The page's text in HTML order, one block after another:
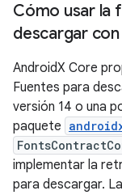
Cómo usar la
descargar
AndroidX Core
Fuentes para
versión 14 o una
paquete
implementar la
para descargar.